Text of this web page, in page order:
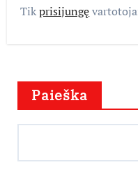
Tikprisijungę
Paieška